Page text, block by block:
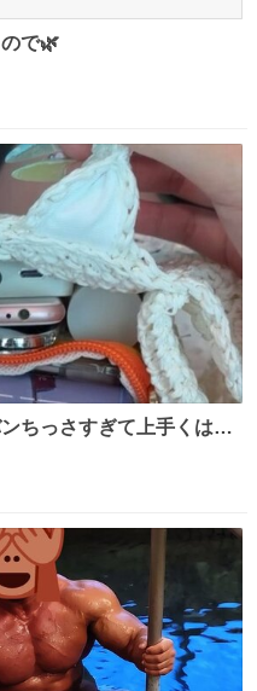
で🌿
ちっさすぎて上手くはめ
てなんでこんなちっさい